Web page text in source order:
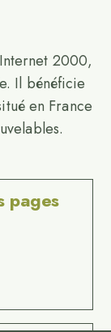
2000,
Il bénéficie
en France
pages